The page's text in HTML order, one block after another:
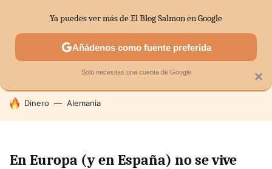
SECTORES ECONOMÍA DOMÉSTICA MERCADOS
HOY SE HABLA DE
Dinero Alemania
En Europa (y en España) no se vive
×
Ya puedes ver más de El Blog Salmon en Google
Añádenos como fuente preferida
Solo necesitas una cuenta de Google